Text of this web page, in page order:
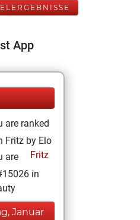
App
are ranked
Fritz by Elo
Fritz
are
in
Januar